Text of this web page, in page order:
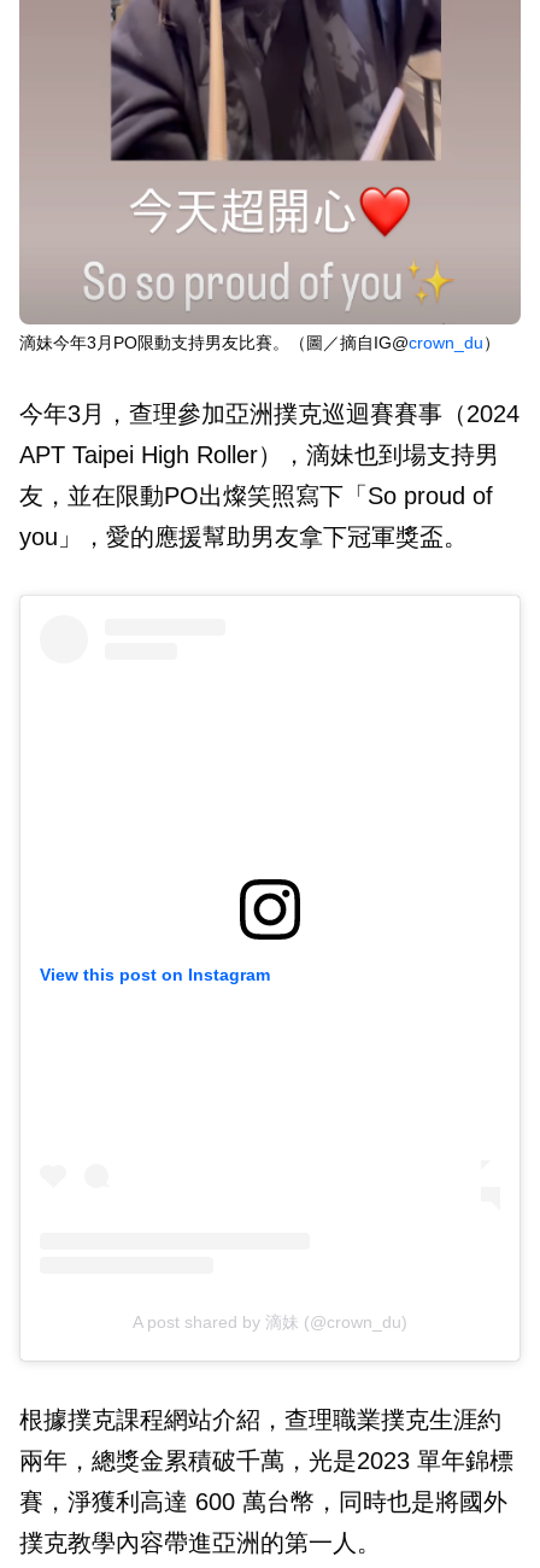
滴妹今年3月PO限動支持男友比賽。（圖／摘自IG@crown_du）
今年3月，查理參加亞洲撲克巡迴賽賽事（2024
APT Taipei High Roller），滴妹也到場支持男
友，並在限動PO出燦笑照寫下「So proud of
you」，愛的應援幫助男友拿下冠軍獎盃。
View this post on Instagram
A post shared by 滴妹 (@crown_du)
根據撲克課程網站介紹，查理職業撲克生涯約
兩年，總獎金累積破千萬，光是2023 單年錦標
賽，淨獲利高達 600 萬台幣，同時也是將國外
撲克教學內容帶進亞洲的第一人。